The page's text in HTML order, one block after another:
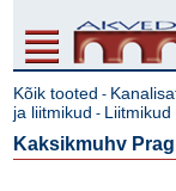
Kõik tooted -
ja liitmikud - Liitmikud
Kaksikmuhv